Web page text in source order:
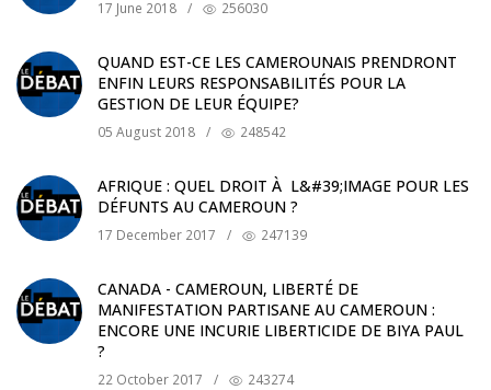
17 June 2018 / 256030
QUAND EST-CE LES CAMEROUNAIS PRENDRONT
ENFIN LEURS RESPONSABILITÉS POUR LA
GESTION DE LEUR ÉQUIPE?
05 August 2018 / 248542
AFRIQUE : QUEL DROIT À L&#39;IMAGE POUR LES
DÉFUNTS AU CAMEROUN ?
17 December 2017 / 247139
CANADA - CAMEROUN, LIBERTÉ DE
MANIFESTATION PARTISANE AU CAMEROUN :
ENCORE UNE INCURIE LIBERTICIDE DE BIYA PAUL
?
22 October 2017 / 243274